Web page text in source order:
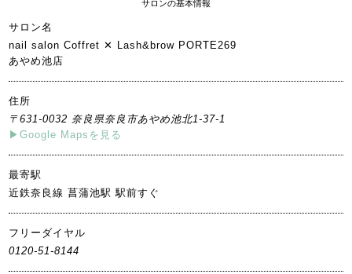
サロンの基本情報
サロン名
nail salon Coffret ✕ Lash&brow PORTE269
あやめ池店
住所
〒631-0032 奈良県奈良市あやめ池北1-37-1
Google Mapsを見る
最寄駅
近鉄奈良線 菖蒲池駅 駅前すぐ
フリーダイヤル
0120-51-8144